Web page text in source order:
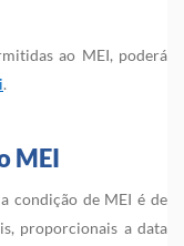
ao MEI, poderá
.
MEI
condição de MEI é de
proporcionais a data